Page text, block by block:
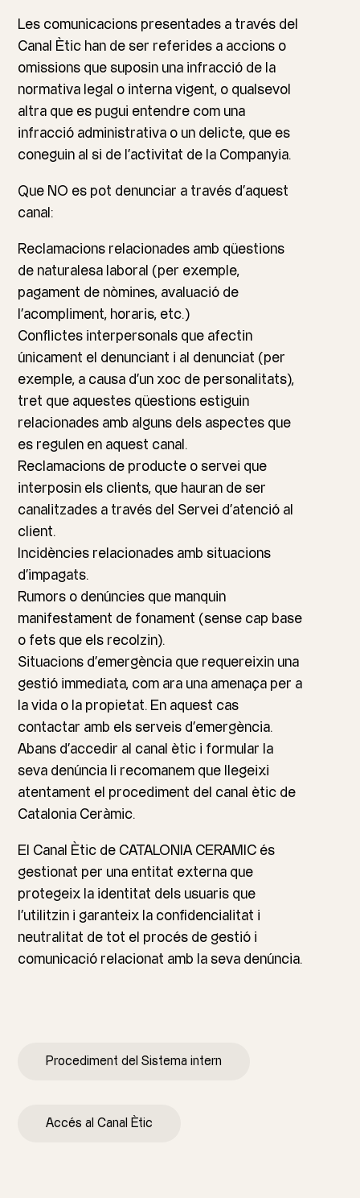
Les comunicacions presentades a través del
Canal Ètic han de ser referides a accions o
omissions que suposin una infracció de la
normativa legal o interna vigent, o qualsevol
altra que es pugui entendre com una
infracció administrativa o un delicte, que es
coneguin al si de l’activitat de la Companyia.
Que NO es pot denunciar a través d’aquest
canal:
Reclamacions relacionades amb qüestions
de naturalesa laboral (per exemple,
pagament de nòmines, avaluació de
l’acompliment, horaris, etc.)
Conflictes interpersonals que afectin
únicament el denunciant i al denunciat (per
exemple, a causa d’un xoc de personalitats),
tret que aquestes qüestions estiguin
relacionades amb alguns dels aspectes que
es regulen en aquest canal.
Reclamacions de producte o servei que
interposin els clients, que hauran de ser
canalitzades a través del Servei d’atenció al
client.
Incidències relacionades amb situacions
d’impagats.
Rumors o denúncies que manquin
manifestament de fonament (sense cap base
o fets que els recolzin).
Situacions d’emergència que requereixin una
gestió immediata, com ara una amenaça per a
la vida o la propietat. En aquest cas
contactar amb els serveis d’emergència.
Abans d’accedir al canal ètic i formular la
seva denúncia li recomanem que llegeixi
atentament el procediment del canal ètic de
Catalonia Ceràmic.
El Canal Ètic de CATALONIA CERAMIC és
gestionat per una entitat externa que
protegeix la identitat dels usuaris que
l’utilitzin i garanteix la confidencialitat i
neutralitat de tot el procés de gestió i
comunicació relacionat amb la seva denúncia.
Procediment del Sistema intern
Accés al Canal Ètic